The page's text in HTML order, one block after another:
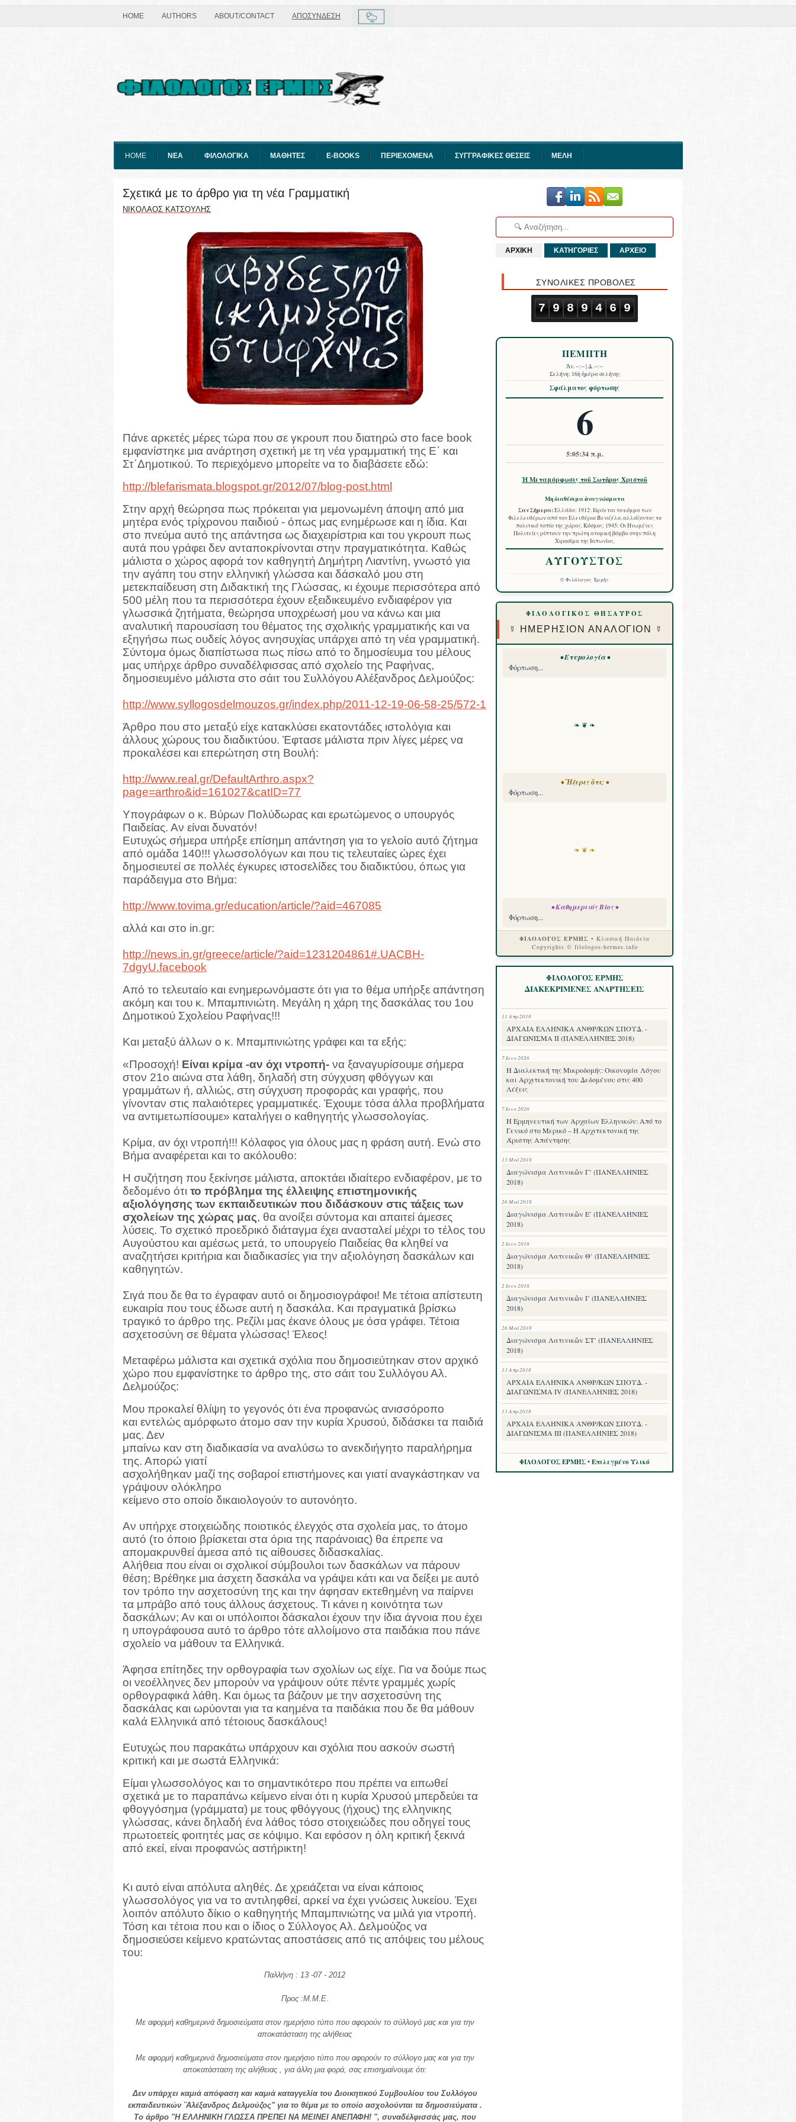
HOME AUTHORS ABOUT/CONTACT ΑΠΟΣΥΝΔΕΣΗ
HOME ΝΕΑ ΦΙΛΟΛΟΓΙΚΑ ΜΑΘΗΤΕΣ E-BOOKS ΠΕΡΙΕΧΟΜΕΝΑ ΣΥΓΓΡΑΦΙΚΕΣ ΘΕΣΕΙΣ ΜΕΛΗ
Σχετικά με το άρθρο για τη νέα Γραμματική
ΝΙΚΟΛΑΟΣ ΚΑΤΣΟΥΛΗΣ
Πάνε αρκετές μέρες τώρα που σε γκρουπ που διατηρώ στο face book
εμφανίστηκε μια ανάρτηση σχετική με τη νέα γραμματική της Ε΄ και
Στ΄Δημοτικού. Το περιεχόμενο μπορείτε να το διαβάσετε εδώ:
http://blefarismata.blogspot.gr/2012/07/blog-post.html
Στην αρχή θεώρησα πως πρόκειται για μεμονωμένη άποψη από μια
μητέρα ενός τρίχρονου παιδιού - όπως μας ενημέρωσε και η ίδια. Και
στο πνεύμα αυτό της απάντησα ως διαχειρίστρια και του γκρουπ πως
αυτά που γράφει δεν ανταποκρίνονται στην πραγματικότητα. Καθώς
μάλιστα ο χώρος αφορά τον καθηγητή Δημήτρη Λιαντίνη, γνωστό για
την αγάπη του στην ελληνική γλώσσα και δάσκαλό μου στη
μετεκπαίδευση στη Διδακτική της Γλώσσας, κι έχουμε περισσότερα από
500 μέλη που τα περισσότερα έχουν εξειδικευμένο ενδιαφέρον για
γλωσσικά ζητήματα, θεώρησα υποχρέωσή μου να κάνω και μια
αναλυτική παρουσίαση του θέματος της σχολικής γραμματικής και να
εξηγήσω πως ουδείς λόγος ανησυχίας υπάρχει από τη νέα γραμματική.
Σύντομα όμως διαπίστωσα πως πίσω από το δημοσίευμα του μέλους
μας υπήρχε άρθρο συναδέλφισσας από σχολείο της Ραφήνας,
δημοσιευμένο μάλιστα στο σάιτ του Συλλόγου Αλέξανδρος Δελμούζος:
http://www.syllogosdelmouzos.gr/index.php/2011-12-19-06-58-25/572-1
Άρθρο που στο μεταξύ είχε κατακλύσει εκατοντάδες ιστολόγια και
άλλους χώρους του διαδικτύου. Έφτασε μάλιστα πριν λίγες μέρες να
προκαλέσει και επερώτηση στη Βουλή:
http://www.real.gr/DefaultArthro.aspx?
page=arthro&id=161027&catID=77
Υπογράφων ο κ. Βύρων Πολύδωρας και ερωτώμενος ο υπουργός
Παιδείας. Αν είναι δυνατόν!
Ευτυχώς σήμερα υπήρξε επίσημη απάντηση για το γελοίο αυτό ζήτημα
από ομάδα 140!!! γλωσσολόγων και που τις τελευταίες ώρες έχει
δημοσιευτεί σε πολλές έγκυρες ιστοσελίδες του διαδικτύου, όπως για
παράδειγμα στο Βήμα:
http://www.tovima.gr/education/article/?aid=467085
αλλά και στο in.gr:
http://news.in.gr/greece/article/?aid=1231204861#.UACBH-
7dgyU.facebook
Από το τελευταίο και ενημερωνόμαστε ότι για το θέμα υπήρξε απάντηση
ακόμη και του κ. Μπαμπινιώτη. Μεγάλη η χάρη της δασκάλας του 1ου
Δημοτικού Σχολείου Ραφήνας!!!
Και μεταξύ άλλων ο κ. Μπαμπινιώτης γράφει και τα εξής:
«Προσοχή! Είναι κρίμα -αν όχι ντροπή- να ξαναγυρίσουμε σήμερα
στον 21ο αιώνα στα λάθη, δηλαδή στη σύγχυση φθόγγων και
γραμμάτων ή, αλλιώς, στη σύγχυση προφοράς και γραφής, που
γίνονταν στις παλαιότερες γραμματικές. Έχουμε τόσα άλλα προβλήματα
να αντιμετωπίσουμε» καταλήγει ο καθηγητής γλωσσολογίας.
Κρίμα, αν όχι ντροπή!!! Κόλαφος για όλους μας η φράση αυτή. Ενώ στο
Βήμα αναφέρεται και το ακόλουθο:
Η συζήτηση που ξεκίνησε μάλιστα, αποκτάει ιδιαίτερο ενδιαφέρον, με το
δεδομένο ότι το πρόβλημα της έλλειψης επιστημονικής
αξιολόγησης των εκπαιδευτικών που διδάσκουν στις τάξεις των
σχολείων της χώρας μας, θα ανοίξει σύντομα και απαιτεί άμεσες
λύσεις. Το σχετικό προεδρικό διάταγμα έχει ανασταλεί μέχρι το τέλος του
Αυγούστου και αμέσως μετά, το υπουργείο Παιδείας θα κληθεί να
αναζητήσει κριτήρια και διαδικασίες για την αξιολόγηση δασκάλων και
καθηγητών.
Σιγά που δε θα το έγραφαν αυτό οι δημοσιογράφοι! Με τέτοια απίστευτη
ευκαιρία που τους έδωσε αυτή η δασκάλα. Και πραγματικά βρίσκω
τραγικό το άρθρο της. Ρεζίλι μας έκανε όλους με όσα γράφει. Τέτοια
ασχετοσύνη σε θέματα γλώσσας! Έλεος!
Μεταφέρω μάλιστα και σχετικά σχόλια που δημοσιεύτηκαν στον αρχικό
χώρο που εμφανίστηκε το άρθρο της, στο σάιτ του Συλλόγου Αλ.
Δελμούζος:
Μου προκαλεί θλίψη το γεγονός ότι ένα προφανώς ανισσόροπο
και εντελώς αμόρφωτο άτομο σαν την κυρία Χρυσού, διδάσκει τα παιδιά
μας. Δεν
μπαίνω καν στη διαδικασία να αναλύσω το ανεκδιήγητο παραλήρημα
της. Απορώ γιατί
ασχολήθηκαν μαζί της σοβαροί επιστήμονες και γιατί αναγκάστηκαν να
γράψουν ολόκληρο
κείμενο στο οποίο δικαιολογούν το αυτονόητο.
Αν υπήρχε στοιχειώδης ποιοτικός έλεγχός στα σχολεία μας, το άτομο
αυτό (το όποιο βρίσκεται στα όρια της παράνοιας) θα έπρεπε να
απομακρυνθεί άμεσα από τις αίθουσες διδασκαλίας.
Αλήθεια που είναι οι σχολικοί σύμβουλοι των δασκάλων να πάρουν
θέση; Βρέθηκε μια άσχετη δασκάλα να γράψει κάτι και να δείξει με αυτό
τον τρόπο την ασχετοσύνη της και την άφησαν εκτεθημένη να παίρνει
τα μπράβο από τους άλλους άσχετους. Τι κάνει η κοινότητα των
δασκάλων; Αν και οι υπόλοιποι δάσκαλοι έχουν την ίδια άγνοια που έχει
η υπογράφουσα αυτό το άρθρο τότε αλλοίμονο στα παιδάκια που πάνε
σχολείο να μάθουν τα Ελληνικά.
Άφησα επίτηδες την ορθογραφία των σχολίων ως είχε. Για να δούμε πως
οι νεοέλληνες δεν μπορούν να γράψουν ούτε πέντε γραμμές χωρίς
ορθογραφικά λάθη. Και όμως τα βάζουν με την ασχετοσύνη της
δασκάλας και ωρύονται για τα καημένα τα παιδάκια που δε θα μάθουν
καλά Ελληνικά από τέτοιους δασκάλους!
Ευτυχώς που παρακάτω υπάρχουν και σχόλια που ασκούν σωστή
κριτική και με σωστά Ελληνικά:
Είμαι γλωσσολόγος και το σημαντικότερο που πρέπει να ειπωθεί
σχετικά με το παραπάνω κείμενο είναι ότι η κυρία Χρυσού μπερδεύει τα
φθογγόσημα (γράμματα) με τους φθόγγους (ήχους) της ελληνικης
γλώσσας, κάνει δηλαδή ένα λάθος τόσο στοιχειώδες που οδηγεί τους
πρωτοετείς φοιτητές μας σε κόψιμο. Και εφόσον η όλη κριτική ξεκινά
από εκεί, είναι προφανώς αστήρικτη!
Κι αυτό είναι απόλυτα αληθές. Δε χρειάζεται να είναι κάποιος
γλωσσολόγος για να το αντιληφθεί, αρκεί να έχει γνώσεις λυκείου. Έχει
λοιπόν απόλυτο δίκιο ο καθηγητής Μπαμπινιώτης να μιλά για ντροπή.
Τόση και τέτοια που και ο ίδιος ο Σύλλογος Αλ. Δελμούζος να
δημοσιεύσει κείμενο κρατώντας αποστάσεις από τις απόψεις του μέλους
του:
Παλλήνη : 13 -07 - 2012
Προς :Μ.Μ.Ε.
Με αφορμή καθημερινά δημοσιεύματα στον ημερήσιο τύπο που αφορούν το σύλλογό μας και για την
αποκατάσταση της αλήθειας
Με αφορμή καθημερινά δημοσιεύματα στον ημερήσιο τύπο που αφορούν το σύλλογο μας και για την
αποκατάσταση της αλήθειας , για άλλη μια φορά, σας επισημαίνουμε ότι:
Δεν υπάρχει καμιά απόφαση και καμιά καταγγελία του Διοικητικού Συμβουλίου του Συλλόγου
εκπαιδευτικών ¨Αλέξανδρος Δελμούζος" για το θέμα με το οποίο ασχολούνται τα δημοσιεύματα .
Το άρθρο "Η ΕΛΛΗΝΙΚΗ ΓΛΩΣΣΑ ΠΡΕΠΕΙ ΝΑ ΜΕΙΝΕΙ ΑΝΕΠΑΦΗ! ", συναδέλφισσάς μας, που
ΑΡΧΙΚΗ ΚΑΤΗΓΟΡΙΕΣ ΑΡΧΕΙΟ
ΣΥΝΟΛΙΚΕΣ ΠΡΟΒΟΛΕΣ
7 9 8 9 4 6 9
ΠΕΜΠΤΗ
Ἀν.--:--| Δ.--:--
Σελήνη: 16ὴ ἡμέρα σελήνης
Σφάλματος φόρτωσης
6
5:05:35 π.μ.
Ἡ Μεταμόρφωσις τοῦ Σωτῆρος Χριστοῦ
Μη διαθέσιμα ἀναγνώσματα
Σαν Σήμερα:Ελλάδα: 1912: Ιδρύεται το κόμμα των
Φιλελευθέρων από τον Ελευθέριο Βενιζέλο, αλλάζοντας το
πολιτικό τοπίο της χώρας. Κόσμος: 1945: Οι Ηνωμένες
Πολιτείες ρίπτουν την πρώτη ατομική βόμβα στην πόλη
Χιροσίμα της Ιαπωνίας.
ΑΥΓΟΥΣΤΟΣ
© Φιλόλογος Ἑρμῆς
ΦΙΛΟΛΟΓΙΚΟΣ ΘΗΣΑΥΡΟΣ
☿ ΗΜΕΡΗΣΙΟΝ ΑΝΑΛΟΓΙΟΝ ☿
• Ετυμολογία •
Φόρτωση...
❧ ❦ ❧
• Ἤξερες ὅτι; •
Φόρτωση...
❧ ❦ ❧
• Καθημερινός Βίος •
Φόρτωση...
ΦΙΛΟΛΟΓΟΣ ΕΡΜΗΣ • Κλασική Παιδεία
Copyrights © filologos-hermes.info
ΦΙΛΟΛΟΓΟΣ ΕΡΜΗΣ
ΔΙΑΚΕΚΡΙΜΕΝΕΣ ΑΝΑΡΤΗΣΕΙΣ
11 Απρ 2018
ΑΡΧΑΙΑ ΕΛΛΗΝΙΚΑ ΑΝΘΡ/ΚΩΝ ΣΠΟΥΔ. -
ΔΙΑΓΩΝΙΣΜΑ II (ΠΑΝΕΛΛΗΝΙΕΣ 2018)
7 Ιουν 2026
Η Διαλεκτική της Μικροδομής: Οικονομία Λόγου
και Αρχιτεκτονική του Δεδομένου στις 400
Λέξεις
7 Ιουν 2026
Η Ερμηνευτική των Αρχαίων Ελληνικών: Από το
Γενικό στο Μερικό – Η Αρχιτεκτονική της
Άριστης Απάντησης
13 Μαΐ 2018
Διαγώνισμα Λατινικῶν Γ’ (ΠΑΝΕΛΛΗΝΙΕΣ
2018)
26 Μαΐ 2018
Διαγώνισμα Λατινικῶν Ε’ (ΠΑΝΕΛΛΗΝΙΕΣ
2018)
2 Ιουν 2018
Διαγώνισμα Λατινικῶν Θ’ (ΠΑΝΕΛΛΗΝΙΕΣ
2018)
2 Ιουν 2018
Διαγώνισμα Λατινικῶν Ι’ (ΠΑΝΕΛΛΗΝΙΕΣ
2018)
26 Μαΐ 2018
Διαγώνισμα Λατινικῶν ΣΤ’ (ΠΑΝΕΛΛΗΝΙΕΣ
2018)
13 Απρ 2018
ΑΡΧΑΙΑ ΕΛΛΗΝΙΚΑ ΑΝΘΡ/ΚΩΝ ΣΠΟΥΔ. -
ΔΙΑΓΩΝΙΣΜΑ IV (ΠΑΝΕΛΛΗΝΙΕΣ 2018)
13 Απρ 2018
ΑΡΧΑΙΑ ΕΛΛΗΝΙΚΑ ΑΝΘΡ/ΚΩΝ ΣΠΟΥΔ. -
ΔΙΑΓΩΝΙΣΜΑ III (ΠΑΝΕΛΛΗΝΙΕΣ 2018)
ΦΙΛΟΛΟΓΟΣ ΕΡΜΗΣ • Επιλεγμένο Υλικό